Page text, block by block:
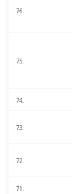
76.
75.
74.
73.
72.
71.